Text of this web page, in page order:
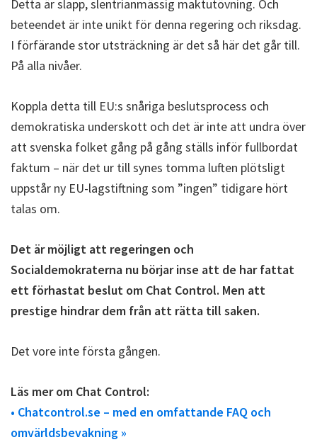
Detta är slapp, slentrianmässig maktutövning. Och
beteendet är inte unikt för denna regering och riksdag.
I förfärande stor utsträckning är det så här det går till.
På alla nivåer.
Koppla detta till EU:s snåriga beslutsprocess och
demokratiska underskott och det är inte att undra över
att svenska folket gång på gång ställs inför fullbordat
faktum – när det ur till synes tomma luften plötsligt
uppstår ny EU-lagstiftning som ”ingen” tidigare hört
talas om.
Det är möjligt att regeringen och
Socialdemokraterna nu börjar inse att de har fattat
ett förhastat beslut om Chat Control. Men att
prestige hindrar dem från att rätta till saken.
Det vore inte första gången.
Läs mer om Chat Control:
• Chatcontrol.se – med en omfattande FAQ och
omvärldsbevakning »